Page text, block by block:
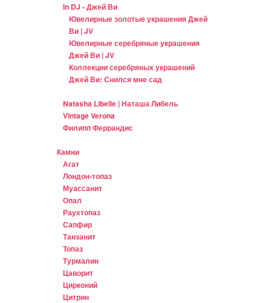
In DJ - Джей Ви
Ювелирные золотые украшения Джей
Ви | JV
Ювелирные серебряные украшения
Джей Ви | JV
Коллекции серебряных украшений
Джей Ви: Снился мне сад
Natasha Libelle | Наташа Либель
Vintage Verona
Филипп Феррандис
Камни
Агат
Лондон-топаз
Муассанит
Опал
Раухтопаз
Сапфир
Танзанит
Топаз
Турмалин
Цаворит
Цирконий
Цитрин